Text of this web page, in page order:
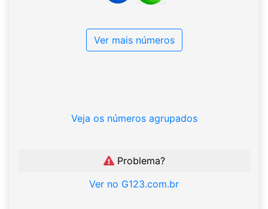
Ver mais números
Veja os números agrupados
Problema?
Ver no G123.com.br